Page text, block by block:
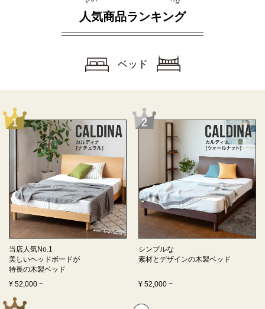
人気商品ランキング
ベッド
当店人気No.1
美しいヘッドボードが
特長の木製ベッド
¥ 52,000 ~
シンプルな
素材とデザインの木製ベッド
¥ 52,000 ~